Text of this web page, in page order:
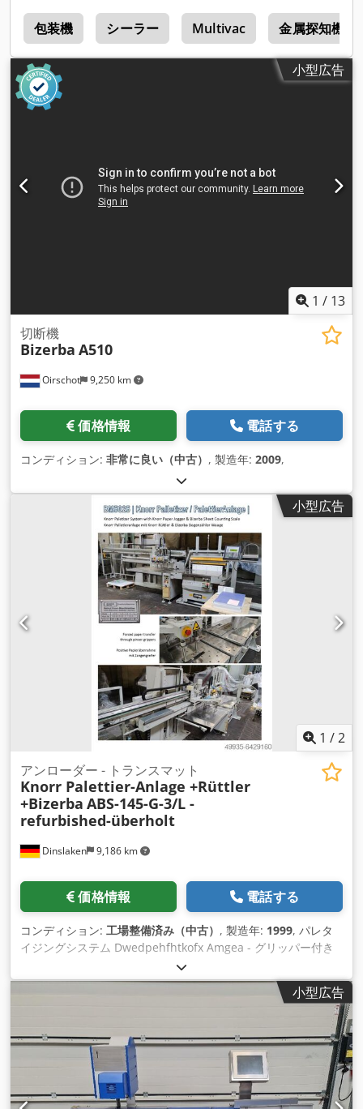
包装機 シーラー Multivac 金属探知機
小型広告
1 / 13
Oirschot 9,250 km
切断機
Bizerba A510
価格情報 電話する
コンディション: 非常に良い（中古） , 製造年: 2009,
小型広告
1 /2
Dinslaken 9,186 km
アンローダー - トランスマット
Knorr Palettier-Anlage +Rüttler
+Bizerba ABS-145-G-3/L -
refurbished-überholt
価格情報 電話する
コンディション: 工場整備済み（中古） , 製造年: 1999, パレタ
イジングシステム Dwedpehfhtkofx Amgea - グリッパー付き
クノールパッキングシステム - 散布ローラー付きクノール自動
ジョガー - Bizerba ITS 工業用シート計数スケール 計数済みシ
ートのアンローディングとパレタイジングを行うクノールシス
テム 用紙はジョギングテーブルでBizerba製紙スケールで計数
され、ジョガーで矯正され、スプレッディングローラーで平滑
化されます。 Knorrアンローダーは、紙の束をグリッパーでピ
ックアップし、正確なエッジを持つパレットにパレタイズしま
す。 このシステムは、スタックリフトに代わる高速裁断機のア
ンローディングシステムとして使用することもできます。
小型広告